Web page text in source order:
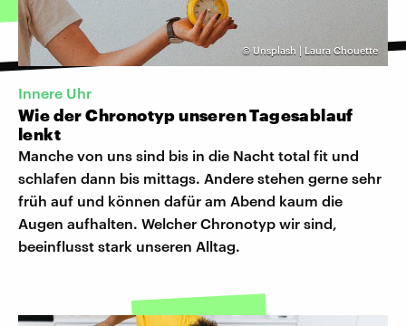
© Unsplash | Laura Chouette
Innere Uhr
Wie der Chronotyp unseren Tagesablauf
lenkt
Manche von uns sind bis in die Nacht total fit und
schlafen dann bis mittags. Andere stehen gerne sehr
früh auf und können dafür am Abend kaum die
Augen aufhalten. Welcher Chronotyp wir sind,
beeinflusst stark unseren Alltag.